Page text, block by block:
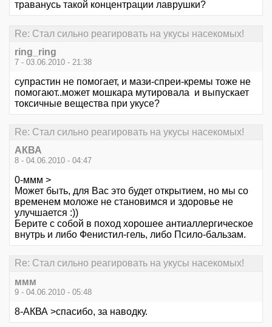
траванусь такой концентрации лаврушки?
Re: Стал сильно реагировать на укусы насекомых!
ring_ring
7 - 03.06.2010 - 21:38
супрастин не помогает, и мази-спреи-кремы тоже не
помогают..может мошкара мутировала и выпускает
токсичные вещества при укусе?
Re: Стал сильно реагировать на укусы насекомых!
АКВА
8 - 04.06.2010 - 04:47
0-ммм >
Может быть, для Вас это будет открытием, но мы со
временем моложе не становимся и здоровье не
улучшается :))
Берите с собой в поход хорошее антиаллергическое
внутрь и либо Фенистил-гель, либо Псило-бальзам.
Re: Стал сильно реагировать на укусы насекомых!
ммм
9 - 04.06.2010 - 05:48
8-АКВА >спасибо, за наводку.